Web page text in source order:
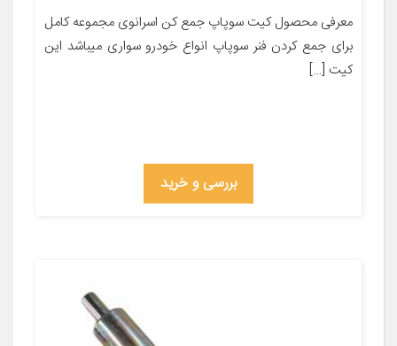
معرفی محصول کیت سوپاپ جمع کن اسرانوی مجموعه کامل
برای جمع کردن فنر سوپاپ انواع خودرو سواری میباشد این
کیت […]
بررسی و خرید